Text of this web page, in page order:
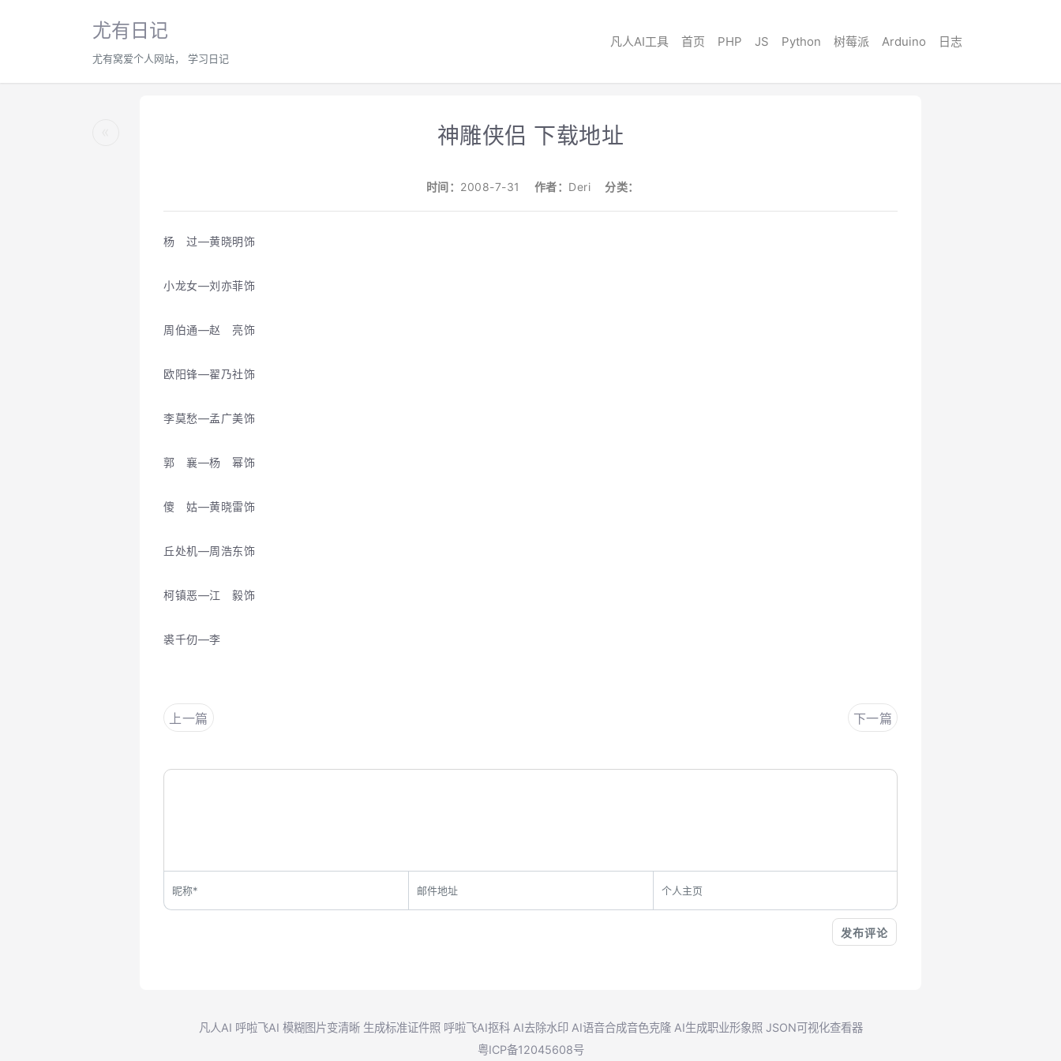
尤有日记
尤有窝爱个人网站， 学习日记
凡人AI工具 首页 PHP JS Python 树莓派 Arduino 日志
神雕侠侣 下载地址
时间： 2008-7-31 作者： Deri 分类：
杨 过―黄晓明饰
小龙女―刘亦菲饰
周伯通―赵 亮饰
欧阳锋―翟乃社饰
李莫愁―孟广美饰
郭 襄―杨 幂饰
傻 姑―黄晓雷饰
丘处机―周浩东饰
柯镇恶―江 毅饰
裘千仞―李
上一篇 下一篇
凡人AI 呼啦飞AI 模糊图片变清晰 生成标准证件照 呼啦飞AI抠科 AI去除水印 AI语音合成音色克隆 AI生成职业形象照 JSON可视化查看器
粤ICP备12045608号